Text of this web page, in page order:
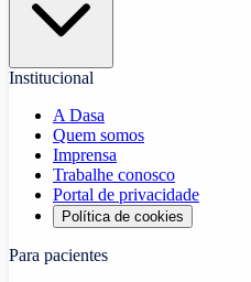
Institucional
A Dasa
Quem somos
Imprensa
Trabalhe conosco
Portal de privacidade
Política de cookies
Para pacientes